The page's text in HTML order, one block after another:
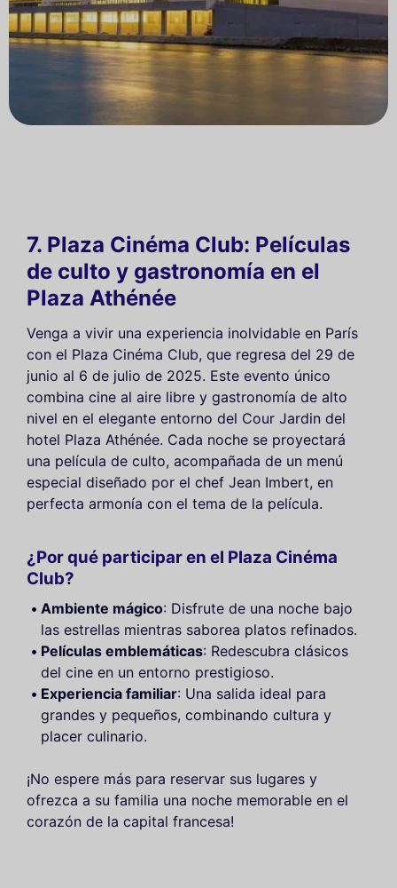
7. Plaza Cinéma Club: Películas
de culto y gastronomía en el
Plaza Athénée
Venga a vivir una experiencia inolvidable en París
con el Plaza Cinéma Club, que regresa del 29 de
junio al 6 de julio de 2025. Este evento único
combina cine al aire libre y gastronomía de alto
nivel en el elegante entorno del Cour Jardin del
hotel Plaza Athénée. Cada noche se proyectará
una película de culto, acompañada de un menú
especial diseñado por el chef Jean Imbert, en
perfecta armonía con el tema de la película.
¿Por qué participar en el Plaza Cinéma
Club?
Ambiente mágico: Disfrute de una noche bajo
las estrellas mientras saborea platos refinados.
Películas emblemáticas: Redescubra clásicos
del cine en un entorno prestigioso.
Experiencia familiar: Una salida ideal para
grandes y pequeños, combinando cultura y
placer culinario.
¡No espere más para reservar sus lugares y
ofrezca a su familia una noche memorable en el
corazón de la capital francesa!